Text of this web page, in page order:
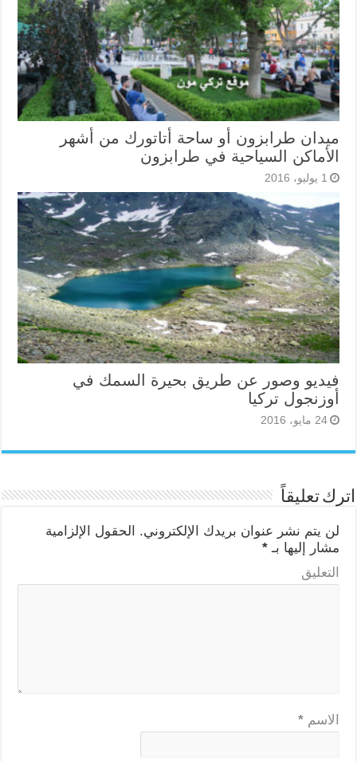
ميدان طرابزون أو ساحة أتاتورك من أشهر
الأماكن السياحية في طرابزون
1 يوليو، 2016
فيديو وصور عن طريق بحيرة السمك في
أوزنجول تركيا
24 مايو، 2016
اترك تعليقاً
لن يتم نشر عنوان بريدك الإلكتروني. الحقول الإلزامية
مشار إليها بـ*
التعليق
الاسم*